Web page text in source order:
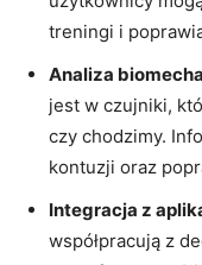
treningi i
Analiza
jest w czujniki,
czy chodzimy.
kontuzji oraz
Integracja z
współpracują z